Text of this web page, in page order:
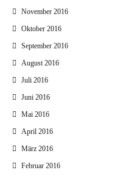
November 2016
Oktober 2016
September 2016
August 2016
Juli 2016
Juni 2016
Mai 2016
April 2016
März 2016
Februar 2016